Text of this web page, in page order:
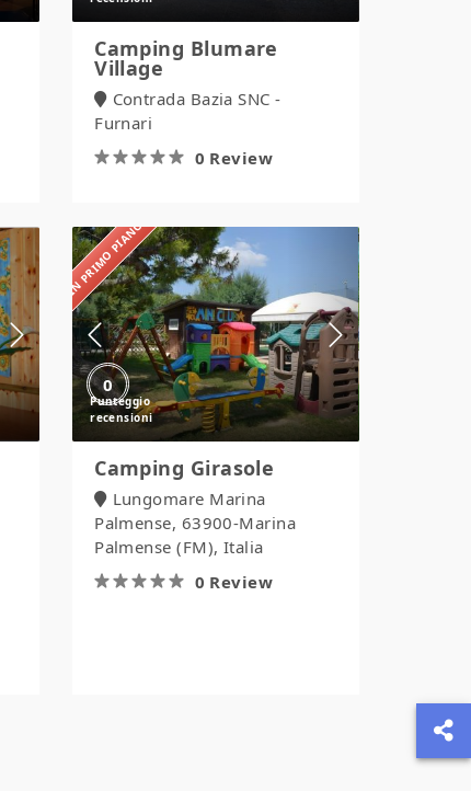
Camping Blumare
Village
Contrada Bazia SNC -
Furnari
0 Review
IN PRIMO PIANO
0
Camping
Girasole
Camping Girasole
Lungomare Marina
Palmense, 63900-Marina
Palmense (FM), Italia
0 Review